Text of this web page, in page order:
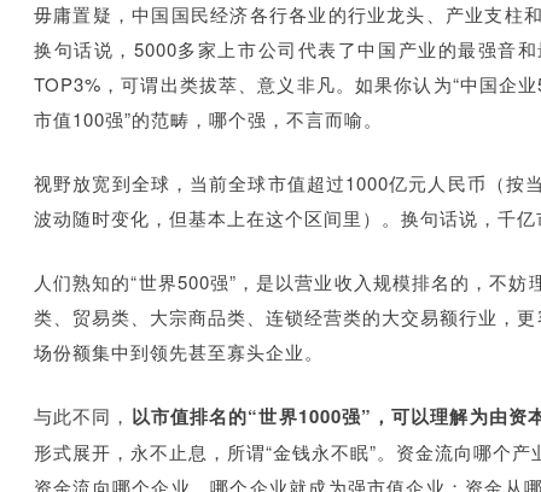
毋庸置疑，中国国民经济各行各业的行业龙头、产业支柱
换句话说，5000多家上市公司代表了中国产业的最强音
TOP3%，可谓出类拔萃、意义非凡。如果你认为“中国企
市值100强”的范畴，哪个强，不言而喻。
视野放宽到全球，当前全球市值超过1000亿元人民币（
波动随时变化，但基本上在这个区间里）。换句话说，千
人们熟知的“世界500强”，是以营业收入规模排名的，不
类、贸易类、大宗商品类、连锁经营类的大交易额行业，
场份额集中到领先甚至寡头企业。
与此不同， 以市值排名的“世界1000强”，可以理解为由资
形式展开，永不止息，所谓“金钱永不眠”。资金流向哪个
资金流向哪个企业，哪个企业就成为强市值企业；资金从